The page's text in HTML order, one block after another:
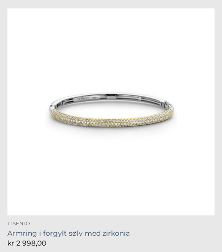
TI SENTO
Armring i forgylt sølv med zirkonia
kr 2 998,00